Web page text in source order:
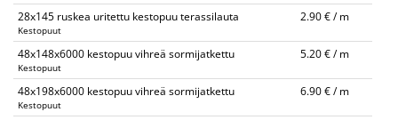
28x145 ruskea uritettu kestopuu terassilauta
Kestopuut
2.90 € / m
48x148x6000 kestopuu vihreä sormijatkettu
Kestopuut
5.20 € / m
48x198x6000 kestopuu vihreä sormijatkettu
Kestopuut
6.90 € / m